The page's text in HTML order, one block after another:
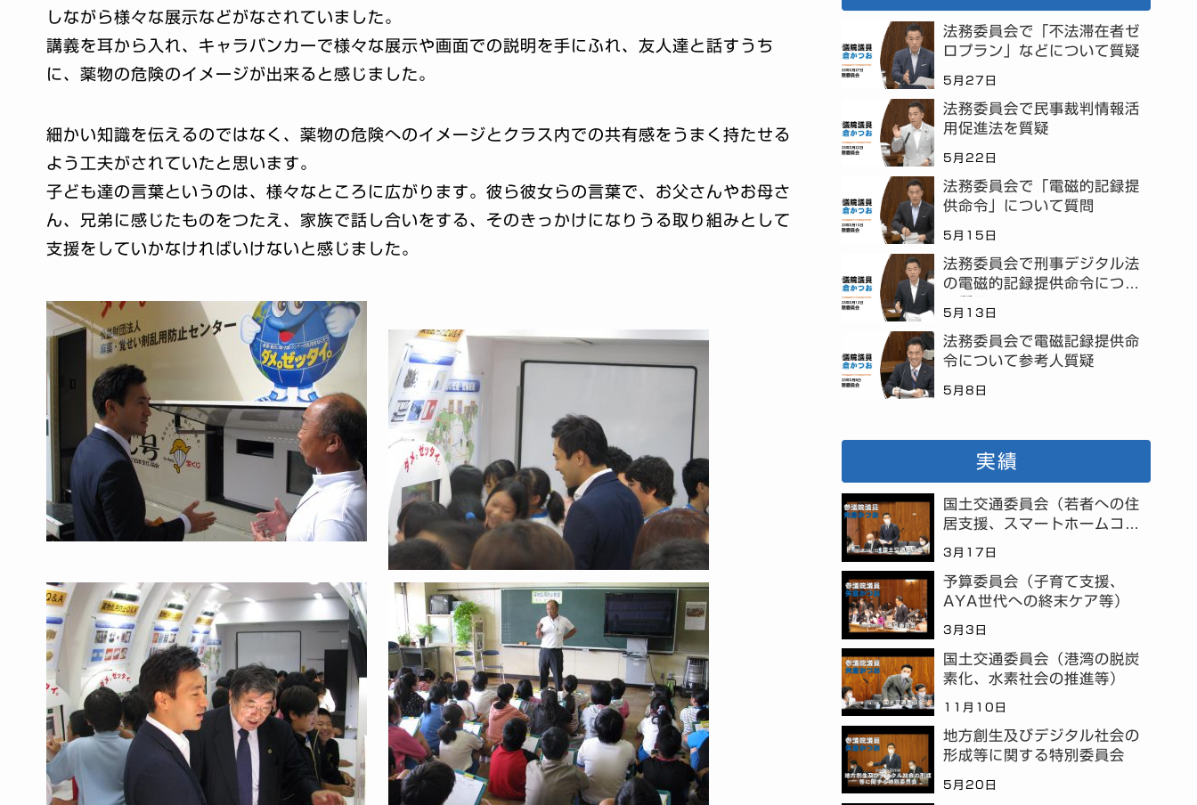
しながら様々な展示などがなされていました。
講義を耳から入れ、キャラバンカーで様々な展示や画面での説明を手にふれ、友人達と話すうち
に、薬物の危険のイメージが出来ると感じました。
細かい知識を伝えるのではなく、薬物の危険へのイメージとクラス内での共有感をうまく持たせる
よう工夫がされていたと思います。
子ども達の言葉というのは、様々なところに広がります。彼ら彼女らの言葉で、お父さんやお母さ
ん、兄弟に感じたものをつたえ、家族で話し合いをする、そのきっかけになりうる取り組みとして
支援をしていかなければいけないと感じました。
法務委員会で「不法滞在者ゼ
ロプラン」などについて質疑
5月27日
法務委員会で民事裁判情報活
用促進法を質疑
5月22日
法務委員会で「電磁的記録提
供命令」について質問
5月15日
法務委員会で刑事デジタル法
の電磁的記録提供命令につい
5月13日
法務委員会で電磁記録提供命
令について参考人質疑
5月8日
実績
国土交通委員会（若者への住
居支援、スマートホームコミ
3月17日
予算委員会（子育て支援、
AYA世代への終末ケア等）
3月3日
国土交通委員会（港湾の脱炭
素化、水素社会の推進等）
11月10日
地方創生及びデジタル社会の
形成等に関する特別委員会
5月20日